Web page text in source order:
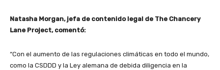
Natasha Morgan, jefa de contenido legal de The Chancery
Lane Project, comentó:
“Con el aumento de las regulaciones climáticas en todo el mundo,
como la CSDDD y la Ley alemana de debida diligencia en la